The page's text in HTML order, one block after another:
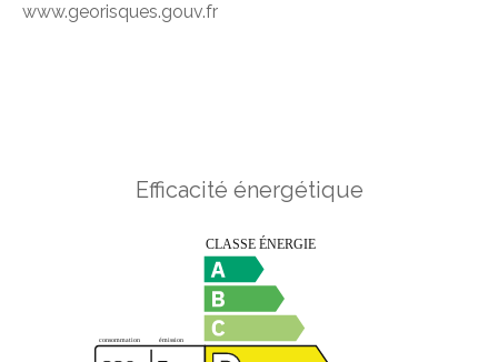
www.georisques.gouv.fr
Efficacité énergétique